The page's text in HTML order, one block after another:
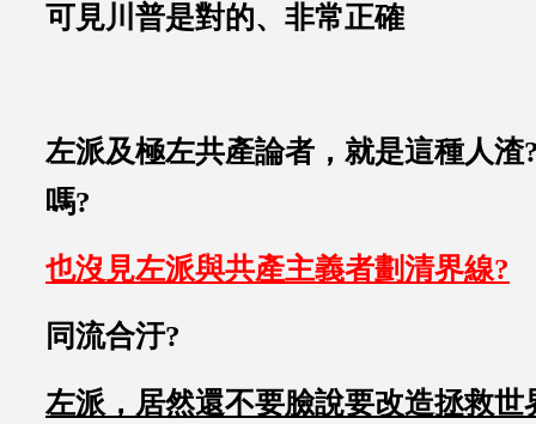
可見川普是對的、非常正確
左派及極左共產論者，就是這種人渣
嗎?
也沒見左派與共產主義者劃清界線?
同流合汙?
左派，居然還不要臉說要改造拯救世